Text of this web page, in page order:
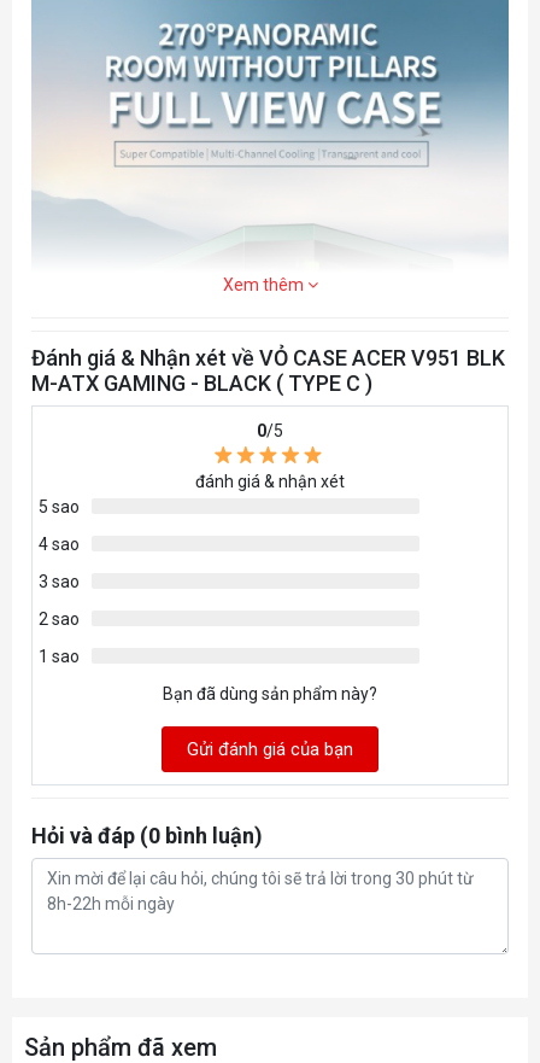
Xem thêm
Đánh giá & Nhận xét về VỎ CASE ACER V951 BLK
M-ATX GAMING - BLACK ( TYPE C )
0/5
đánh giá & nhận xét
5 sao
4 sao
3 sao
2 sao
1 sao
Bạn đã dùng sản phẩm này?
Gửi đánh giá của bạn
Hỏi và đáp (0 bình luận)
Sản phẩm đã xem